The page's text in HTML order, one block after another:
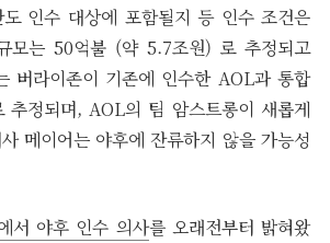
인수 대상에 포함될지 등 인수 조건은
모는 50억불 (약 5.7조원) 로 추정되고
버라이존이 기존에 인수한 AOL과 통합
추정되며, AOL의 팀 암스트롱이 새롭게
메이어는 야후에 잔류하지 않을 가능성
서 야후 인수 의사를 오래전부터 밝혀왔